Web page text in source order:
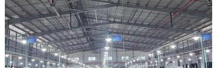
Ngày 7/8, Tòa án Nhân dân thành phố Hà Nội
mở phiên tòa xét xử và tuyên phạt bị cáo
Nguyễn Thị Tuyết (sinh năm 1970, trú huyện
Đại Từ, tỉnh Thái Nguyên cũ) 20 năm tù và Đặng
Hoàng Giao (sinh năm 1958, trú quận Đống Đa